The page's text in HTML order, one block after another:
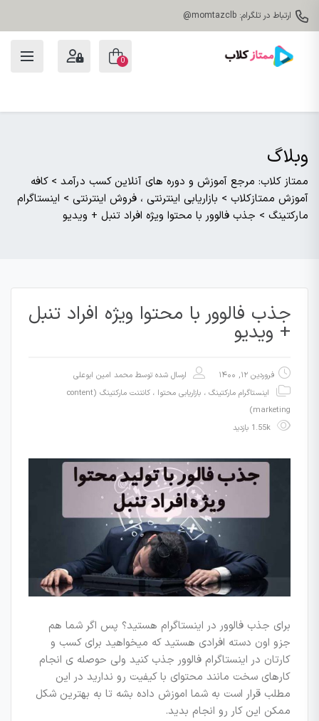
ارتباط در تلگرام: momtazclb@
0
وبلاگ
ممتاز کلاب: مرجع آموزش و دوره های آنلاین کسب درآمد > کافه
آموزش ممتازکلاب > بازاریابی اینترنتی ، فروش اینترنتی > اینستاگرام
مارکتینگ > جذب فالوور با محتوا ویژه افراد تنبل + ویدیو
جذب فالوور با محتوا ویژه افراد تنبل
+ ویدیو
فروردین ۱۲, ۱۴۰۰ ارسال شده توسط محمد امین ابوعلی
اینستاگرام مارکتینگ ،
بازاریابی محتوا ، کانتنت مارکتینگ (content
marketing)
برای جذب فالوور در اینستاگرام هستید؟ پس اگر شما هم
جزو اون دسته افرادی هستید که میخواهید برای کسب و
کارتان در اینستاگرام فالوور جذب کنید ولی حوصله ی انجام
کارهای سخت مانند محتوای با کیفیت رو ندارید در این
مطلب قرار است به شما اموزش داده بشه تا به بهترین شکل
ممکن این کار رو انجام بدید.